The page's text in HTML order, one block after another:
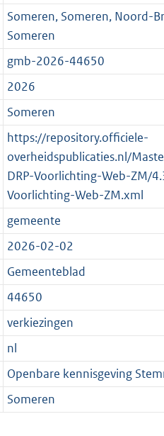
o
t
t
e
:
3
K
b
o
o
t
t
e
:
3
K
b
Someren, Someren, Noord-
Someren
gmb-2026-44650
2026
Someren
https://repository.officiele-
overheidspublicaties.nl/
DRP-Voorlichting-Web-ZM/
Voorlichting-Web-ZM.xml
gemeente
2026-02-02
Gemeenteblad
44650
verkiezingen
nl
Openbare kennisgeving
Someren